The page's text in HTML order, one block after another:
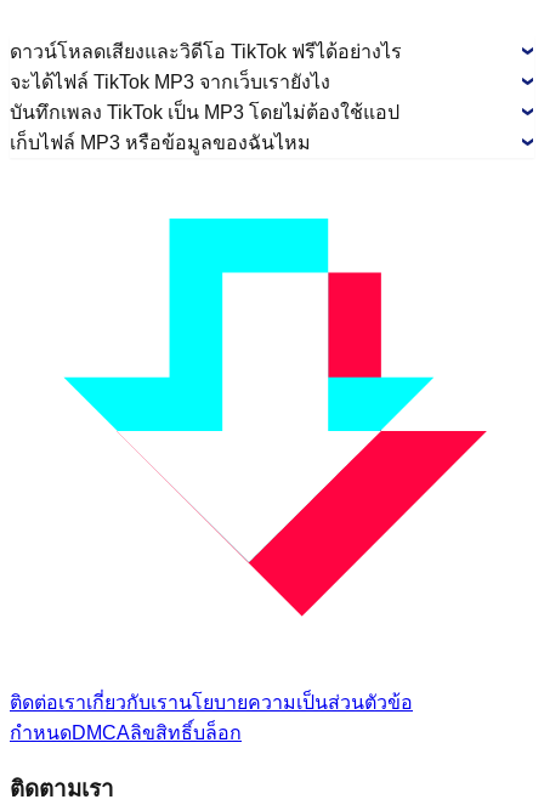
ดาวน์โหลดเสียงและวิดีโอ TikTok ฟรีได้อย่างไร
จะได้ไฟล์ TikTok MP3 จากเว็บเรายังไง
บันทึกเพลง TikTok เป็น MP3 โดยไม่ต้องใช้แอป
เก็บไฟล์ MP3 หรือข้อมูลของฉันไหม
ติดต่อเราเกี่ยวกับเรานโยบายความเป็นส่วนตัวข้อ
กำหนดDMCAลิขสิทธิ์บล็อก
ติดตามเรา